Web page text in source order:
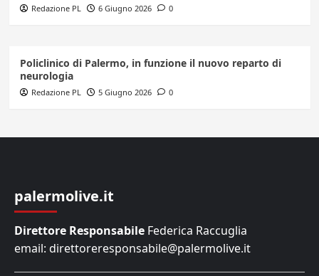
Redazione PL 6 Giugno 2026 0
Policlinico di Palermo, in funzione il nuovo reparto di
neurologia
Redazione PL 5 Giugno 2026 0
palermolive.it
Direttore Responsabile Federica Raccuglia
email: direttoreresponsabile@palermolive.it